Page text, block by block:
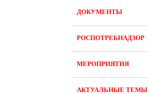
ДОКУМЕНТЫ
РОСПОТРЕБНАДЗОР
МЕРОПРИЯТИЯ
АКТУАЛЬНЫЕ ТЕМЫ